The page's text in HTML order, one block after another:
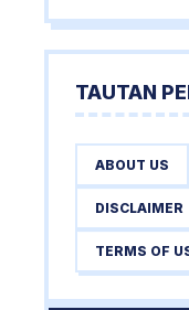
TAUTAN
ABOUT US
DISCLAIMER
TERMS OF